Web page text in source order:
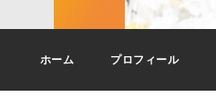
ホーム プロフィール